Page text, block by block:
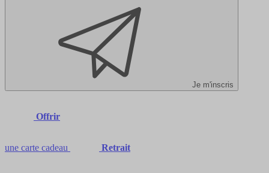
Je m'inscris
Offrir
une carte cadeau Retrait